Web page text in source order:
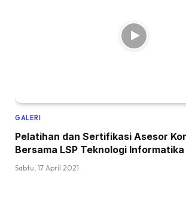
GALERI
Pelatihan dan Sertifikasi Asesor
Bersama LSP Teknologi Informatika
Sabtu, 17 April 2021